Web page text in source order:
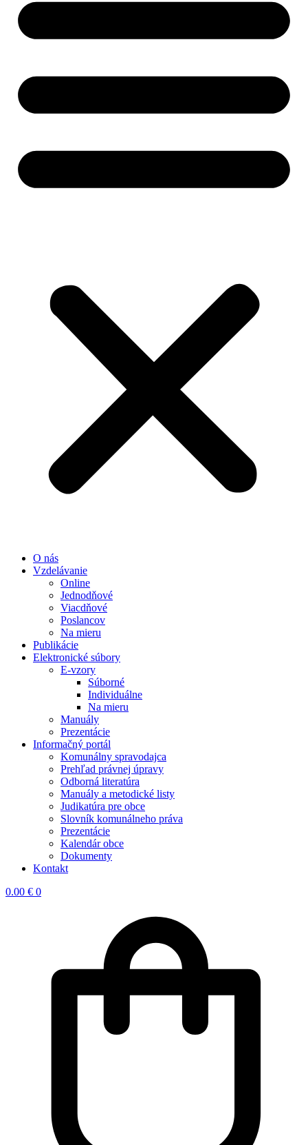
O nás
Vzdelávanie
Online
Jednodňové
Viacdňové
Poslancov
Na mieru
Publikácie
Elektronické súbory
E-vzory
Súborné
Individuálne
Na mieru
Manuály
Prezentácie
Informačný portál
Komunálny spravodajca
Prehľad právnej úpravy
Odborná literatúra
Manuály a metodické listy
Judikatúra pre obce
Slovník komunálneho práva
Prezentácie
Kalendár obce
Dokumenty
Kontakt
0.00 € 0